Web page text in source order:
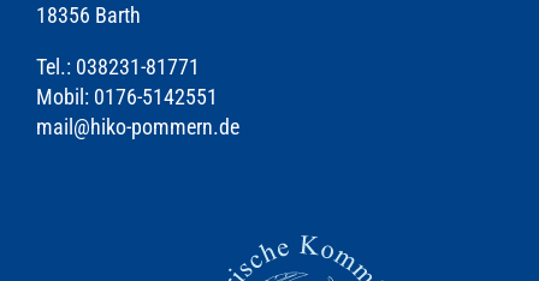
18356 Barth
Tel.: 038231-81771
Mobil: 0176-5142551
mail@hiko-pommern.de